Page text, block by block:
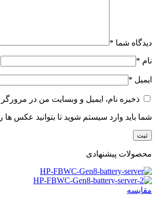
دیدگاه شما *
نام *
ایمیل *
ذخیره نام، ایمیل و وبسایت من در
شما باید وارد سیستم شوید تا بتوانید عکس
محصولات پیشنهادی
مقایسه